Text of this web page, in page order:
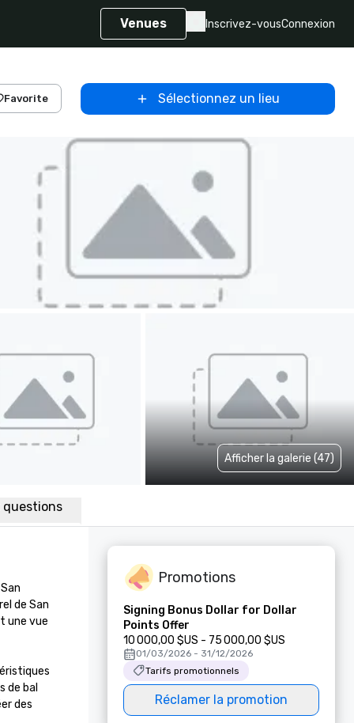
Venues Inscrivez-vousConnexion
Favorite Sélectionnez un lieu
Afficher la galerie (47)
questions
de San
une vue
de bal
des
Promotions
Signing Bonus Dollar for Dollar
Points Offer
10 000,00 $US - 75 000,00 $US
01/03/2026 - 31/12/2026
Tarifs promotionnels
Réclamer la promotion